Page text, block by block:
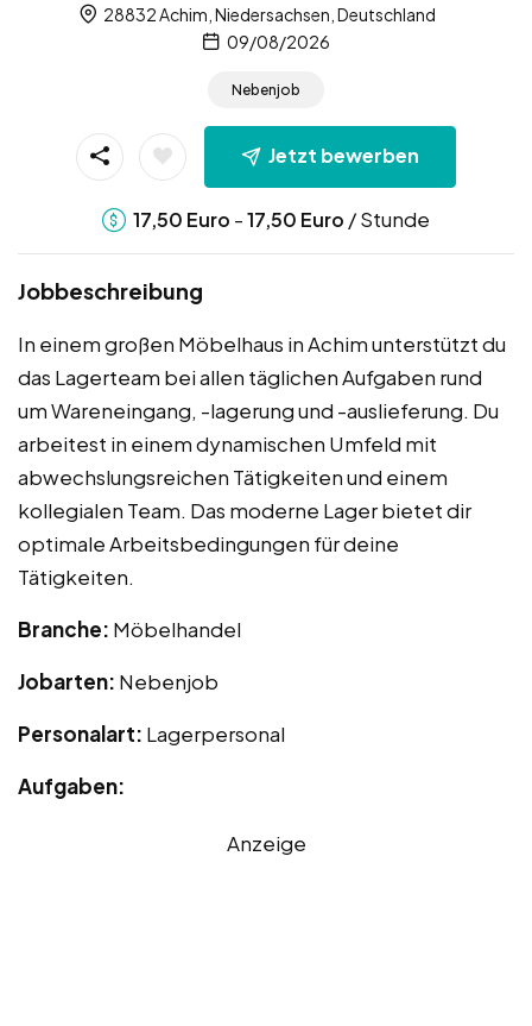
28832 Achim, Niedersachsen, Deutschland
09/08/2026
Nebenjob
Jetzt bewerben
17,50 Euro -17,50 Euro / Stunde
Jobbeschreibung
In einem großen Möbelhaus in Achim unterstützt du
das Lagerteam bei allen täglichen Aufgaben rund
um Wareneingang, -lagerung und -auslieferung. Du
arbeitest in einem dynamischen Umfeld mit
abwechslungsreichen Tätigkeiten und einem
kollegialen Team. Das moderne Lager bietet dir
optimale Arbeitsbedingungen für deine
Tätigkeiten.
Branche: Möbelhandel
Jobarten: Nebenjob
Personalart: Lagerpersonal
Aufgaben:
Anzeige